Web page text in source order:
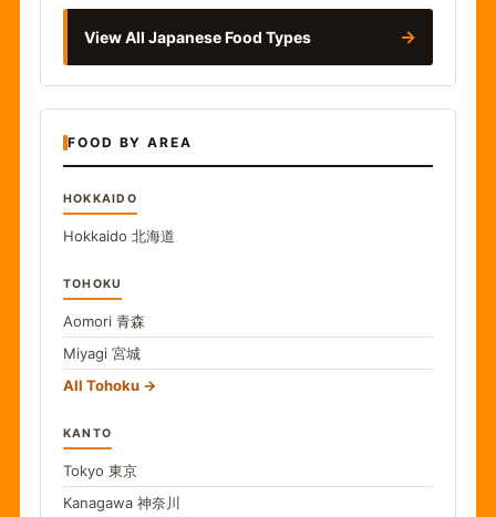
View All Japanese Food Types →
FOOD BY AREA
HOKKAIDO
Hokkaido 北海道
TOHOKU
Aomori 青森
Miyagi 宮城
All Tohoku
KANTO
Tokyo 東京
Kanagawa 神奈川